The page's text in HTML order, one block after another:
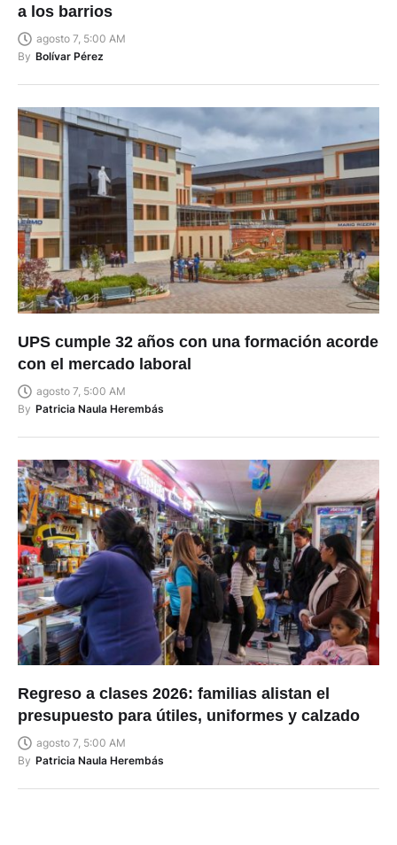
a los barrios
agosto 7, 5:00 AM
By Bolívar Pérez
UPS cumple 32 años con una formación acorde
con el mercado laboral
agosto 7, 5:00 AM
By Patricia Naula Herembás
Regreso a clases 2026: familias alistan el
presupuesto para útiles, uniformes y calzado
agosto 7, 5:00 AM
By Patricia Naula Herembás